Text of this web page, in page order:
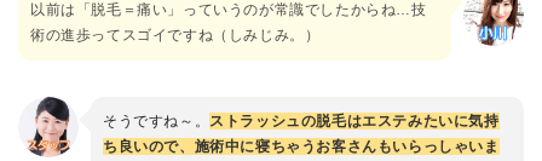
以前は「脱毛＝痛い」っていうのが常識でしたからね…技
術の進歩ってスゴイですね（しみじみ。）
そうですね～。 ストラッシュの脱毛はエステみたいに気持
ち良いので、施術中に寝ちゃうお客さんもいらっしゃいま